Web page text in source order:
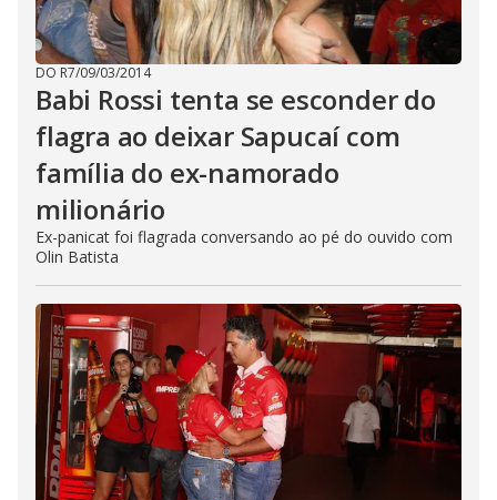
DO R7/09/03/2014
Babi Rossi tenta se esconder do
flagra ao deixar Sapucaí com
família do ex-namorado
milionário
Ex-panicat foi flagrada conversando ao pé do ouvido com
Olin Batista